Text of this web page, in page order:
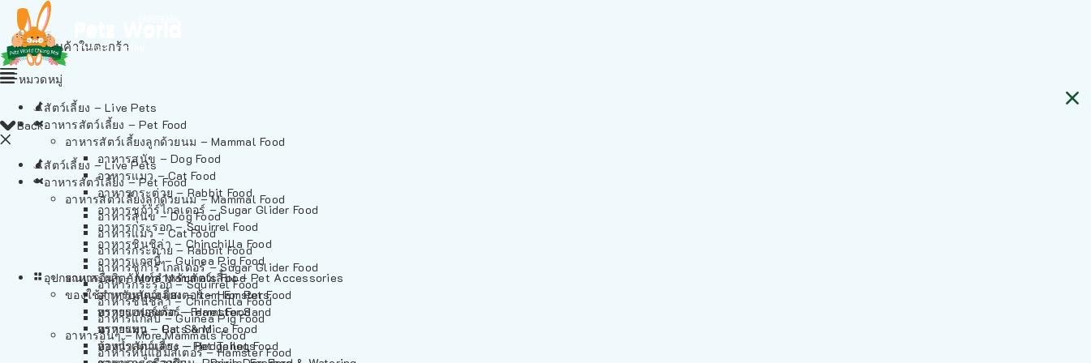
ไม่มีสินค้าในตะกร้า
Back
สัตว์เลี้ยง – Live Pets
อาหารสัตว์เลี้ยง – Pet Food
อาหารสัตว์เลี้ยงลูกด้วยนม – Mammal Food
อาหารสุนัข – Dog Food
อาหารแมว – Cat Food
อาหารกระต่าย – Rabbit Food
อาหารชูก้าร์ไกลเดอร์ – Sugar Glider Food
อาหารกระรอก – Squirrel Food
อาหารชินชิล่า – Chinchilla Food
อาหารแกสบี้ – Guinea Pig Food
อาหารอื่นๆ – More Mammals Food
อาหารหนูแฮมสเตอร์ – Hamster Food
หมวดหมู่
สัตว์เลี้ยง – Live Pets
อาหารสัตว์เลี้ยง – Pet Food
อาหารสัตว์เลี้ยงลูกด้วยนม – Mammal Food
อาหารสุนัข – Dog Food
อาหารแมว – Cat Food
อาหารกระต่าย – Rabbit Food
อาหารชูก้าร์ไกลเดอร์ – Sugar Glider Food
อาหารกระรอก – Squirrel Food
อาหารชินชิล่า – Chinchilla Food
อาหารแกสบี้ – Guinea Pig Food
อาหารอื่นๆ – More Mammals Food
อาหารหนูแฮมสเตอร์ – Hamster Food
อาหารเฟอร์เร็ต – Ferret Food
อาหารหนู – Rats & Mice Food
อาหารเม่นแคระ – Hedgehog Food
อุปกรณและผลิตภัณฑ์สำหรับสัตว์เลี้ยง – Pet Accessories
ของใช้สำหรับสัตว์เลี้ยง – Item For Pets
ทรายแฮมสเตอร์ – Hamster Sand
ทรายแมว – Cat Sand
ห้องน้ำสัตว์เลี้ยง – Pet Toilets